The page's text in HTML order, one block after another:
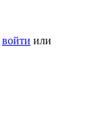
войти или